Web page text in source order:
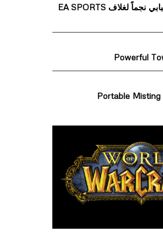
H
الكشف عن كيليان مبابي نجماً لغلاف EA SPORTS
Powerful
Portable